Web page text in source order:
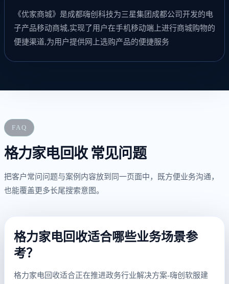
《优家商城》是成都嗨创科技为三星集团成都公司开发的电
子产品移动商城,实现了用户在手机移动端上进行商城购物的
便捷渠道,为用户提供网上选购产品的便捷服务
FAQ
格力家电回收 常见问题
把客户常问问题与案例内容放到同一页面中，既方便业务沟通，
也能覆盖更多长尾搜索意图。
格力家电回收适合哪些业务场景参
考？
格力家电回收适合正在推进政务行业解决方案-嗨创软服建